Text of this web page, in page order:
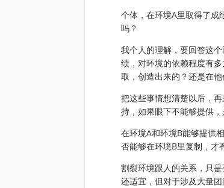
个体，在环境A里取得了成
吗？
我个人的理解，要回答这
绩，对环境的依赖程度有
取，创造出来的？还是在
把这些事情想清楚以后，
持，如果眼下不能够提供
在环境A和环境B能够提供
否能够在环境B里复制，才
割裂环境跟人的关系，只
还适宜，但对于涉及大量